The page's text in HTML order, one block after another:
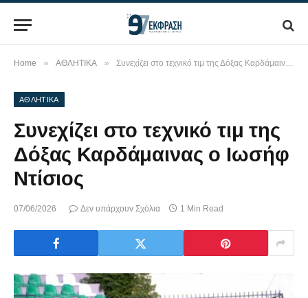
Home » ΑΘΛΗΤΙΚΑ » Συνεχίζει στο τεχνικό τιμ της Δόξας Καρδάμαινας ο Ιωσήφ Ντίσιος
ΑΘΛΗΤΙΚΑ
Συνεχίζει στο τεχνικό τιμ της
Δόξας Καρδάμαινας ο Ιωσήφ
Ντίσιος
07/06/2026 Δεν υπάρχουν Σχόλια 1 Min Read